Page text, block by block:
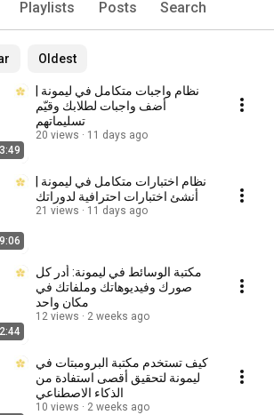
Playlists Posts Search
Oldest
نظام واجبات متكامل في ليمونة |
أضف واجبات لطلابك وقيّم
تسليماتهم
20 views 11 days ago
نظام اختبارات متكامل في ليمونة |
أنشئ اختبارات احترافية لدوراتك
21 views 11 days ago
2:44
مكتبة الوسائط في ليمونة: أدر كل
صورك وفيديوهاتك وملفاتك في
مكان واحد
12 views 2 weeks ago
كيف تستخدم مكتبة البرومبتات في
ليمونة لتحقيق أقصى استفادة من
الذكاء الاصطناعي
10 views 2 weeks ago